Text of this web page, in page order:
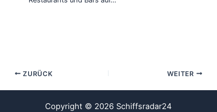
ZURÜCK WEITER
Copyright © 2026 Schiffsradar24